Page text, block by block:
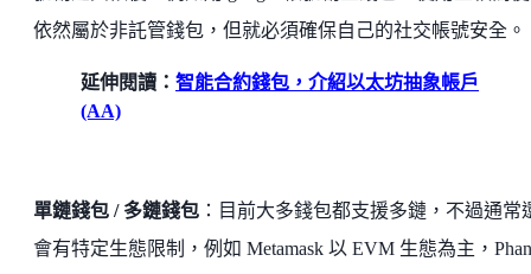
依然屬於非託管錢包，但就必須確保自己的社交帳號安全。
延伸閱讀： 智能合約錢包，介紹以太坊抽象帳戶
(AA)
單鏈錢包 / 多鏈錢包 ：目前大多錢包都支援多鏈，不過通常
會有特定生態限制，例如 Metamask 以 EVM 生態為主，